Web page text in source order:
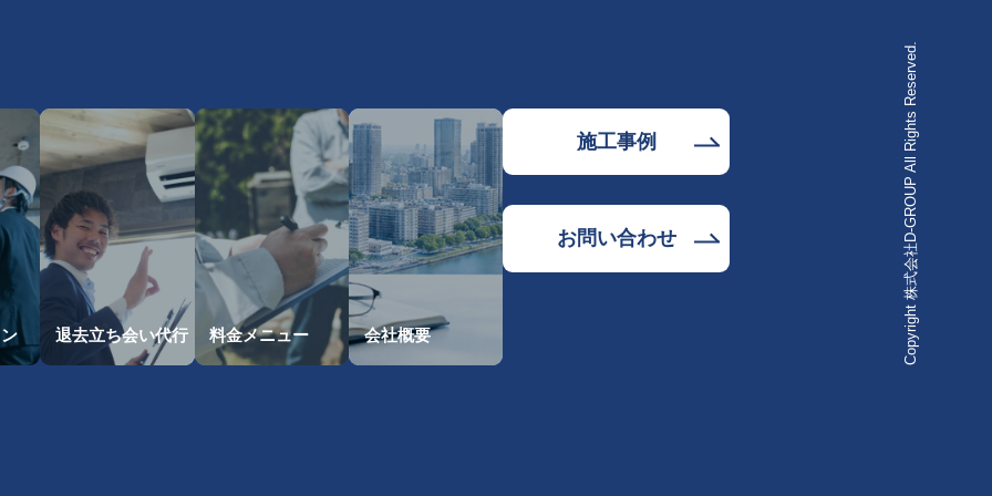
退去立ち会い代行 料金メニュー 会社概要
施工事例
お問い合わせ Copyright 株式会社D-GROUP All Rights Reserved.